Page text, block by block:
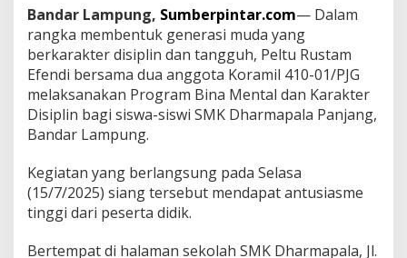
l
0
4
1
0
-
1
P
g
Bandar Lampung, Sumberpintar.com— Dalam
rangka membentuk generasi muda yang
berkarakter disiplin dan tangguh, Peltu Rustam
Efendi bersama dua anggota Koramil 410-01/PJG
melaksanakan Program Bina Mental dan Karakter
Disiplin bagi siswa-siswi SMK Dharmapala Panjang,
Bandar Lampung.
Kegiatan yang berlangsung pada Selasa
(15/7/2025) siang tersebut mendapat antusiasme
tinggi dari peserta didik.
Bertempat di halaman sekolah SMK Dharmapala, Jl.